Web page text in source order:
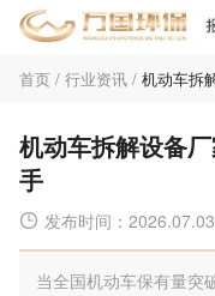
首页 / 行业资讯 / 机动车拆解
机动车拆解设备
手
 发布时间：2026.07.03
当全国机动车保有量突